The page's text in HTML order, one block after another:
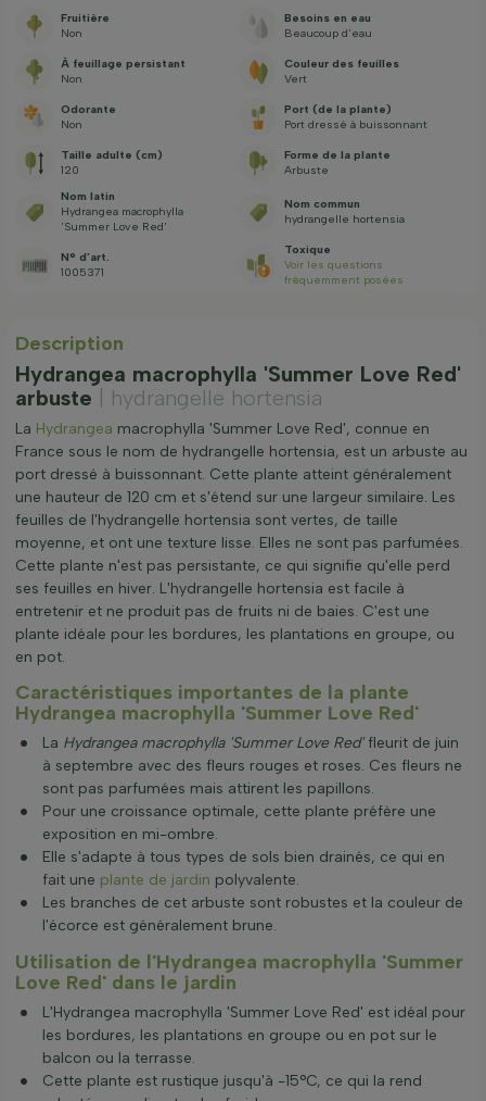
Fruitière
Non
Besoins en eau
Beaucoup d'eau
À feuillage persistant
Non
Couleur des feuilles
Vert
Odorante
Non
Port (de la plante)
Port dressé à buissonnant
Taille adulte (cm)
120
Forme de la plante
Arbuste
Nom latin
Hydrangea macrophylla
'Summer Love Red'
Nom commun
hydrangelle hortensia
N° d’art.
1005371
Toxique
Voir les questions
fréquemment posées
Description
Hydrangea macrophylla 'Summer Love Red'
arbuste
| hydrangelle hortensia
La Hydrangea macrophylla 'Summer Love Red', connue en
France sous le nom de hydrangelle hortensia, est un arbuste au
port dressé à buissonnant. Cette plante atteint généralement
une hauteur de 120 cm et s'étend sur une largeur similaire. Les
feuilles de l'hydrangelle hortensia sont vertes, de taille
moyenne, et ont une texture lisse. Elles ne sont pas parfumées.
Cette plante n'est pas persistante, ce qui signifie qu'elle perd
ses feuilles en hiver. L'hydrangelle hortensia est facile à
entretenir et ne produit pas de fruits ni de baies. C'est une
plante idéale pour les bordures, les plantations en groupe, ou
en pot.
Caractéristiques importantes de la plante
Hydrangea macrophylla 'Summer Love Red'
La Hydrangea macrophylla 'Summer Love Red'fleurit de juin
à septembre avec des fleurs rouges et roses. Ces fleurs ne
sont pas parfumées mais attirent les papillons.
Pour une croissance optimale, cette plante préfère une
exposition en mi-ombre.
Elle s'adapte à tous types de sols bien drainés, ce qui en
fait une plante de jardin polyvalente.
Les branches de cet arbuste sont robustes et la couleur de
l'écorce est généralement brune.
Utilisation de l'Hydrangea macrophylla 'Summer
Love Red' dans le jardin
L'Hydrangea macrophylla 'Summer Love Red' est idéal pour
les bordures, les plantations en groupe ou en pot sur le
balcon ou la terrasse.
Cette plante est rustique jusqu'à -15°C, ce qui la rend